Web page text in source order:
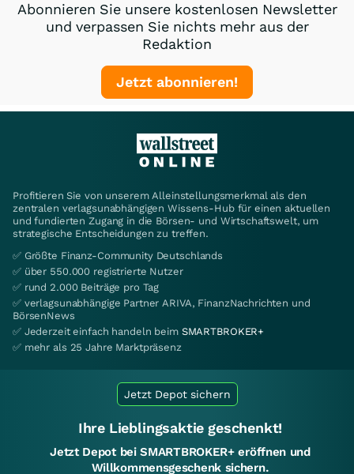
Abonnieren Sie unsere kostenlosen Newsletter
und verpassen Sie nichts mehr aus der
Redaktion
Jetzt abonnieren!
Profitieren Sie von unserem Alleinstellungsmerkmal als den
zentralen verlagsunabhängigen Wissens-Hub für einen aktuellen
und fundierten Zugang in die Börsen- und Wirtschaftswelt, um
strategische Entscheidungen zu treffen.
✅ Größte Finanz-Community Deutschlands
✅ über 550.000 registrierte Nutzer
✅ rund 2.000 Beiträge pro Tag
✅ verlagsunabhängige Partner ARIVA, FinanzNachrichten und
BörsenNews
✅ Jederzeit einfach handeln beim SMARTBROKER+
✅ mehr als 25 Jahre Marktpräsenz
Jetzt Depot sichern
Ihre Lieblingsaktie geschenkt!
Jetzt Depot bei SMARTBROKER+ eröffnen und
Willkommensgeschenk sichern.